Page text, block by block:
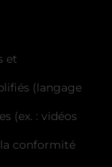
et
(langage
(ex. : vidéos
conformité